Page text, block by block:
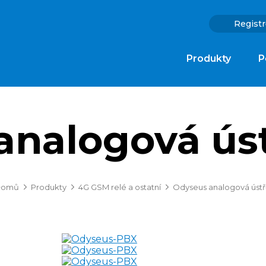
Produkty
Produkty 4G GSM relé a ostatní Odyseus analogová